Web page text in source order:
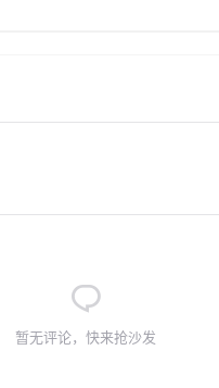
暂无评论，快来抢沙发